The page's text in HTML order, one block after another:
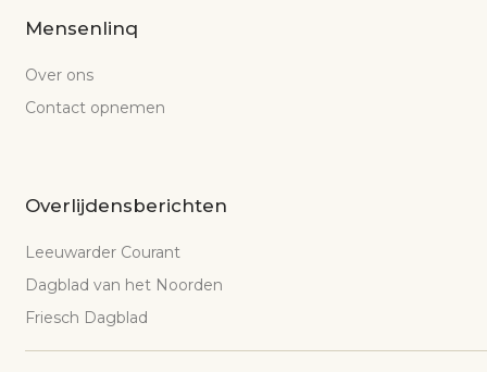
Mensenlinq
Over ons
Contact opnemen
Overlijdensberichten
Leeuwarder Courant
Dagblad van het Noorden
Friesch Dagblad